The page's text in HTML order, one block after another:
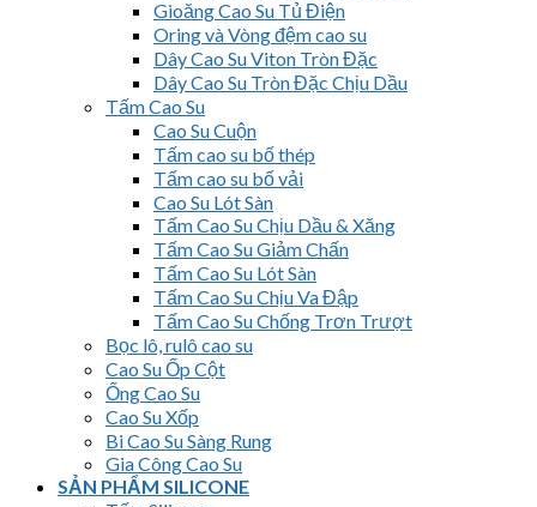
Gioăng Cao Su Tủ Điện
Oring và Vòng đệm cao su
Dây Cao Su Viton Tròn Đặc
Dây Cao Su Tròn Đặc Chịu Dầu
Tấm Cao Su
Cao Su Cuộn
Tấm cao su bố thép
Tấm cao su bố vải
Cao Su Lót Sàn
Tấm Cao Su Chịu Dầu & Xăng
Tấm Cao Su Giảm Chấn
Tấm Cao Su Lót Sàn
Tấm Cao Su Chịu Va Đập
Tấm Cao Su Chống Trơn Trượt
Bọc lô, rulô cao su
Cao Su Ốp Cột
Ống Cao Su
Cao Su Xốp
Bi Cao Su Sàng Rung
Gia Công Cao Su
SẢN PHẨM SILICONE